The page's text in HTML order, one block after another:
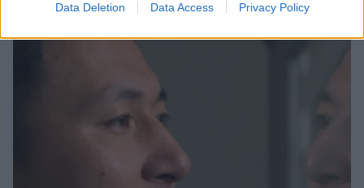
Data Deletion Data Access Privacy Policy